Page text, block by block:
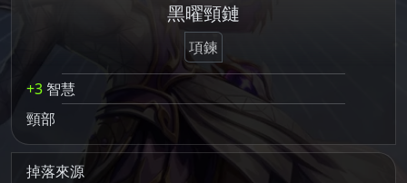
黑曜頸鏈
項鍊
+3 智慧
頸部
掉落來源